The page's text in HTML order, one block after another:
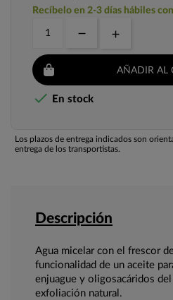
Recíbelo en 2-3 días hábiles
AÑADIR AL
 En stock
Los plazos de entrega indicados son
entrega de los transportistas.
Descripción
Agua micelar con el frescor
funcionalidad de un aceite
enjuague y oligosacáridos
exfoliación natural.